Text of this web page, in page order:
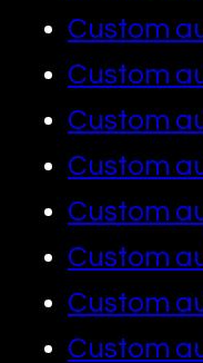
Custom
Custom
Custom
Custom
Custom
Custom
Custom
Custom